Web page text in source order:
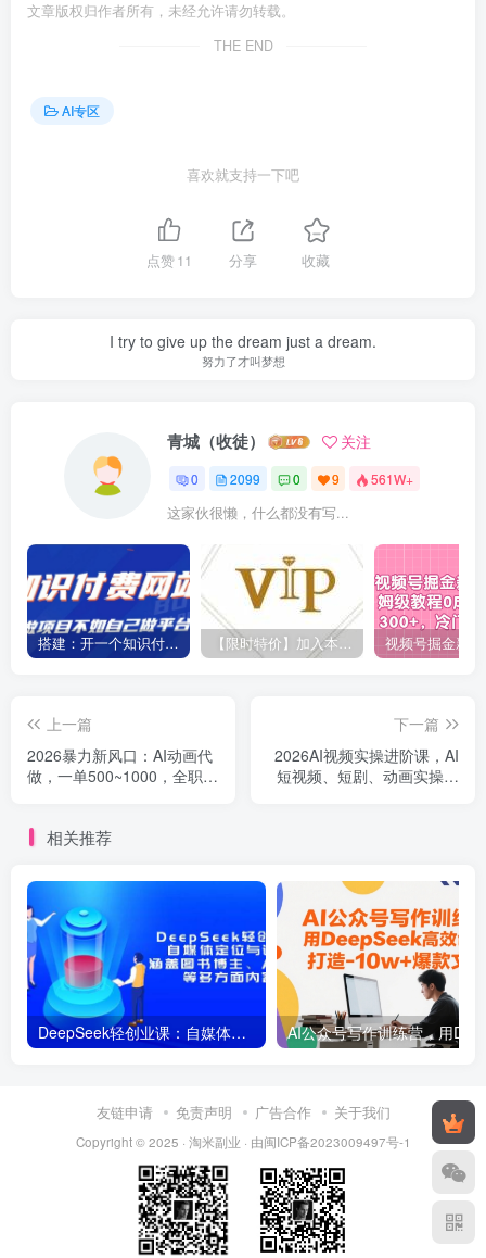
文章版权归作者所有，未经允许请勿转载。
THE END
AI专区
喜欢就支持一下吧
点赞11 分享 收藏
I try to give up the dream just a dream.
努力了才叫梦想
青城（收徒） 关注
0 2099 0 9 561W+
这家伙很懒，什么都没有写...
搭建：开一个知识付费资源网站，24小时全自动赚钱！ 【限时特价】加入本站VIP会员，海量最新各大团队网赚内部教程全免费，每天持续更新！
上一篇
2026暴力新风口：AI动画代
做，一单500~1000，全职月
下一篇
2026AI视频实操进阶课，AI
短视频、短剧、动画实操创
相关推荐
DeepSeek轻创业课：自媒体定位与认知，涵盖图书博主、AI应用等多方面内容
友链申请 免责声明 广告合作 关于我们
Copyright © 2025 · 淘米副业 · 由闽ICP备2023009497号-1